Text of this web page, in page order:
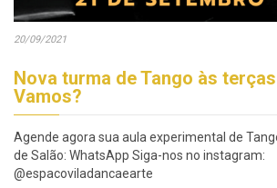
20/09/2021
Nova turma de Tango às
Vamos?
Agende agora sua aula experimental de
de Salão: WhatsApp Siga-nos no instagram:
@espacoviladancaearte